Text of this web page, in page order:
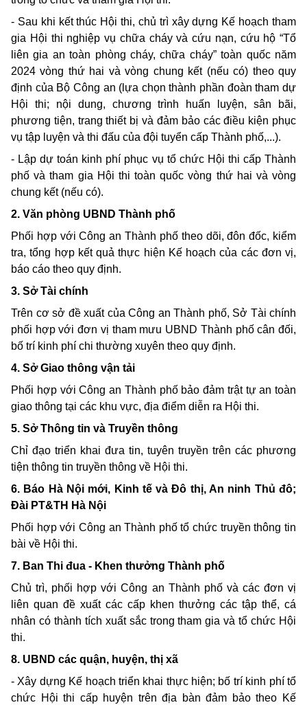
- Sau khi kết thúc Hộithi, chủ trì xây dựng Kế hoạchtham
gia Hội thi nghiệp vụ chữa cháy và cứu nạn, cứu hộ “Tổ
liêngia antoàn phòng cháy, chữa cháy” toàn quốc năm
2024vòng thứ hai và vòng chung kết (nếu có) theo quy
định của Bộ Công an (lựa chọn thành phần đoànthamdự
Hội thi; nội dung, chương trình huấn luyện, sân bãi,
phương tiện, trangthiết bị và đảm bảo các điều kiện phục
vụ tập luyện và thi đấu của đội tuyển cấp Thành phố,...).
- Lập dự toán kinh phí phục vụ tổ chức Hội thi cấp Thành
phố vàtham gia Hội thitoàn quốc vòng thứ hai và vòng
chung kết (nếu có).
2. Văn phòng UBND Thành phố
Phối hợp với CônganThành phố theo dõi, đôn đốc, kiểm
tra,tổng hợp kết quả thực hiện Kế hoạch của các đơn vị,
báo cáo theo quy định.
3. Sở Tài chính
Trên cơ sở đề xuất của Công an Thành phố, Sở Tài chính
phối hợp với đơn vị tham mưu UBND Thành phố cân đối,
bố trí kinh phí chi thường xuyên theo quy định.
4. SởGiao thông vận tải
Phối hợp với Công an Thành phố bảo đảm trật tựan toàn
giao thông tại các khu vực, địa điểm diễn ra Hội thi.
5. Sở Thông tin và Truyền thông
Chỉ đạo triển khai đưa tin, tuyên truyền trên các phương
tiện thông tin truyền thông về Hội thi.
6. Báo Hà Nội mới, Kinh tế và Đô thị,An ninh Thủ đô;
Đài PT&TH Hà Nội
Phối hợp với Công anThành phố tổ chức truyền thôngtin
bài về Hội thi.
7. Ban Thi đua - Khen thưởng Thành phố
Chủ trì, phối hợp với Công an Thành phố và các đơn vị
liên quan đề xuất các cấp khen thưởng các tập thể, cá
nhân có thành tích xuất sắc trong tham giavà tổ chức Hội
thi.
8. UBND các quận, huyện, thị xã
- Xây dựng Kế hoạch triển khai thực hiện; bố trí kinh phí tổ
chức Hộithi cấp huyện trên địa bàn đảm bảotheo Kế